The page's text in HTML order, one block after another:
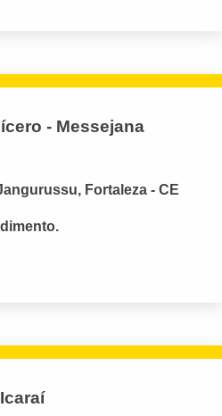
- Messejana
Fortaleza - CE